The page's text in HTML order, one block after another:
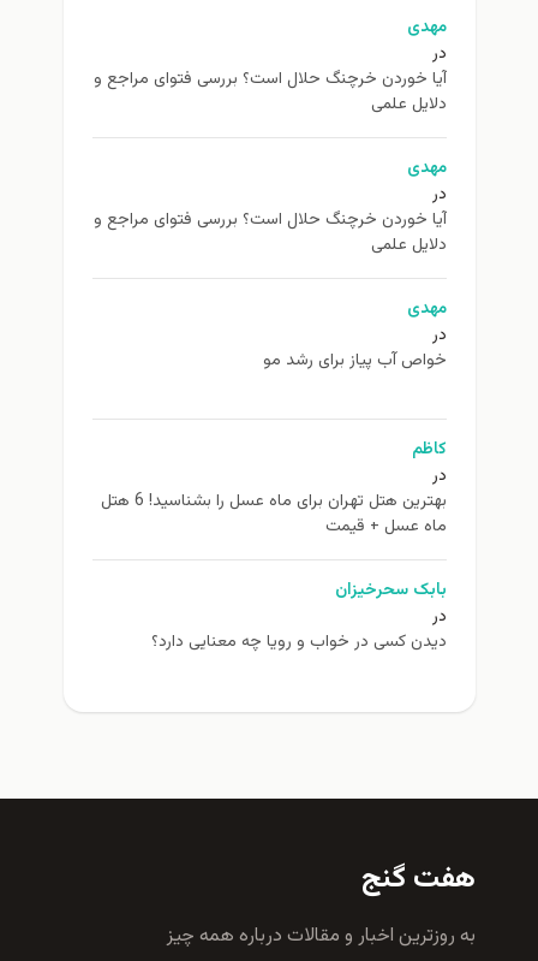
مهدی
در
آیا خوردن خرچنگ حلال است؟ بررسی فتوای مراجع و
دلایل علمی
مهدی
در
آیا خوردن خرچنگ حلال است؟ بررسی فتوای مراجع و
دلایل علمی
مهدی
در
خواص آب پیاز برای رشد مو
کاظم
در
بهترین هتل تهران برای ماه عسل را بشناسید! 6 هتل
ماه عسل + قیمت
بابک سحرخیزان
در
دیدن کسی در خواب و رویا چه معنایی دارد؟
هفت گنج
به روزترين اخبار و مقالات درباره همه چيز